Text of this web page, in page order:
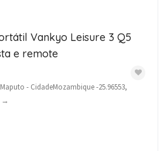
Vankyo Leisure 3 Q5
e remote
- CidadeMozambique -25.96553,
→